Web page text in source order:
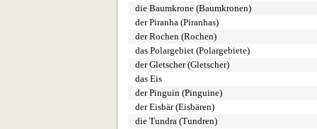
die Baumkrone (Baumkronen)
der Piranha (Piranhas)
der Rochen (Rochen)
das Polargebiet (Polargebiete)
der Gletscher (Gletscher)
das Eis
der Pinguin (Pinguine)
der Eisbär (Eisbären)
die Tundra (Tundren)